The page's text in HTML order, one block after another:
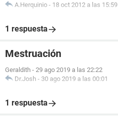
A.Herquinio - 18 oct 2012 a las 15:59
1 respuesta
Mestruación
Geraldith - 29 ago 2019 a las 22:22
Dr.Josh - 30 ago 2019 a las 00:01
1 respuesta